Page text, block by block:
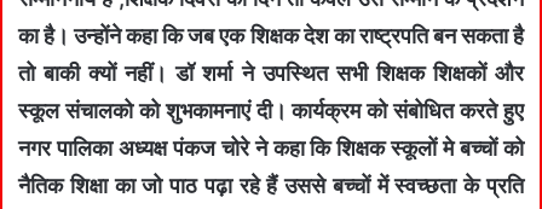
का है। उन्होंने कहा कि जब एक शिक्षक देश का राष्ट्रपति बन सकता है
तो बाकी क्यों नहीं। डॉ शर्मा ने उपस्थित सभी शिक्षक शिक्षकों और
स्कूल संचालको को शुभकामनाएं दी। कार्यक्रम को संबोधित करते हुए
नगर पालिका अध्यक्ष पंकज चोरे ने कहा कि शिक्षक स्कूलों मे बच्चों को
नैतिक शिक्षा का जो पाठ पढ़ा रहे हैं उससे बच्चों में स्वच्छता के प्रति